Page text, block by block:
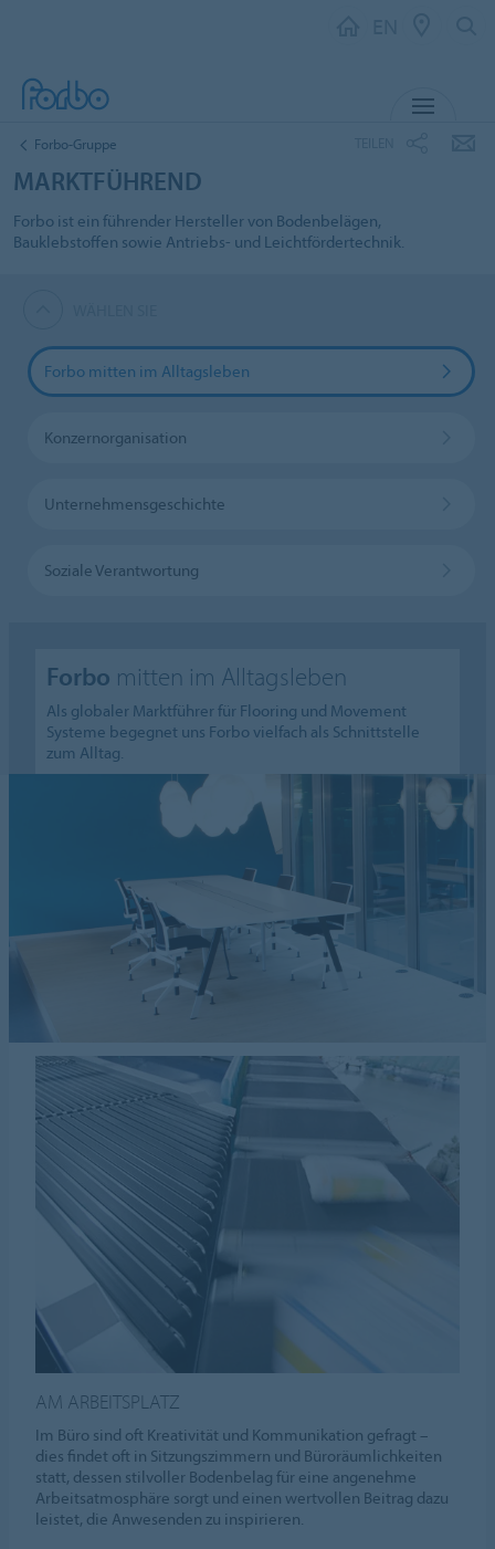
Forbo-Gruppe
MARKTFÜHREND
Forbo ist ein führender Hersteller von Bodenbelägen,
Bauklebstoffen sowie Antriebs- und Leichtfördertechnik.
Forbo mitten im Alltagsleben
Konzernorganisation
Unternehmensgeschichte
Soziale Verantwortung
Forbo mitten im Alltagsleben
Als globaler Marktführer für Flooring und Movement
Systeme begegnet uns Forbo vielfach als Schnittstelle
zum Alltag.
AM ARBEITSPLATZ
Im Büro sind oft Kreativität und Kommunikation gefragt –
dies findet oft in Sitzungszimmern und Büroräumlichkeiten
statt, dessen stilvoller Bodenbelag für eine angenehme
Arbeitsatmosphäre sorgt und einen wertvollen Beitrag dazu
leistet, die Anwesenden zu inspirieren.